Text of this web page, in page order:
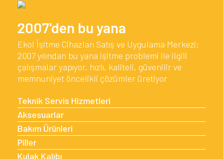
2007'den bu yana
Ekol İşitme Cihazları Satış ve Uygulama Merkezi;
2007 yılından bu yana işitme problemi ile ilgili
çalışmalar yapıyor, hızlı, kaliteli, güvenilir ve
memnuniyet öncelikli çözümler üretiyor
Teknik Servis Hizmetleri
Aksesuarlar
Bakım Ürünleri
Piller
Kulak Kalıbı